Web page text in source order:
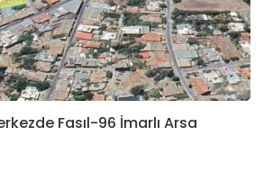
Fasıl-96 İmarlı Arsa